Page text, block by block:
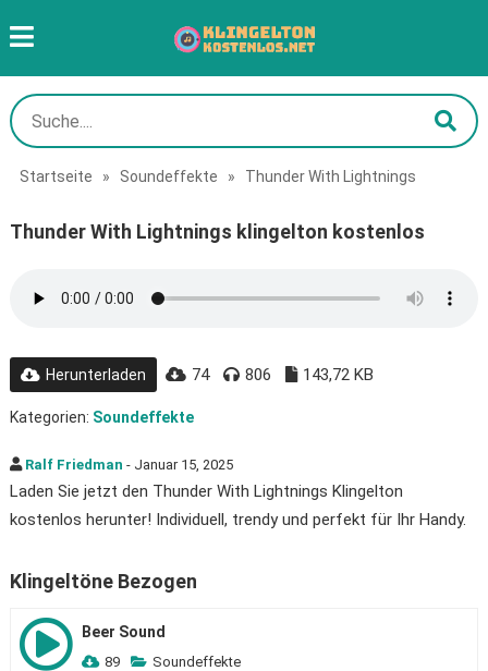
Startseite » Soundeffekte » Thunder With Lightnings
Thunder With Lightnings klingelton kostenlos
Herunterladen 74 806 143,72 KB
Kategorien: Soundeffekte
Ralf Friedman - Januar 15, 2025
Laden Sie jetzt den Thunder With Lightnings Klingelton
kostenlos herunter! Individuell, trendy und perfekt für Ihr Handy.
Klingeltöne Bezogen
Beer Sound
89 Soundeffekte